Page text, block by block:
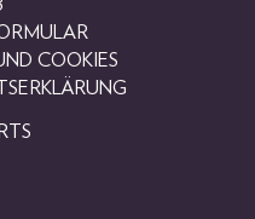
COOKIES